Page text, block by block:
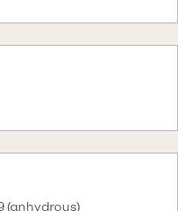
(anhydrous)